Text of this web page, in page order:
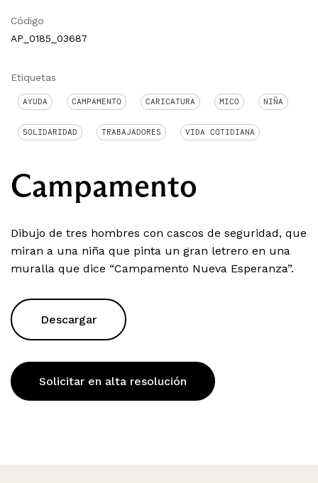
Código
AP_0185_03687
Etiquetas
AYUDA CAMPAMENTO CARICATURA MICO NIÑA
SOLIDARIDAD TRABAJADORES VIDA COTIDIANA
Campamento
Dibujo de tres hombres con cascos de seguridad, que
miran a una niña que pinta un gran letrero en una
muralla que dice “Campamento Nueva Esperanza”.
Descargar
Solicitar en alta resolución